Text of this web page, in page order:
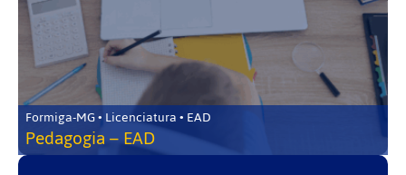
Formiga-MG • Licenciatura • EAD
Pedagogia – EAD